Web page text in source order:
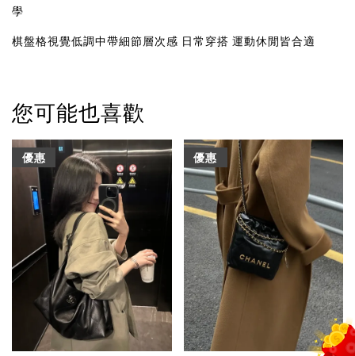
學
棋盤格視覺低調中帶細節層次感 日常穿搭 運動休閒皆合適
您可能也喜歡
優惠 優惠